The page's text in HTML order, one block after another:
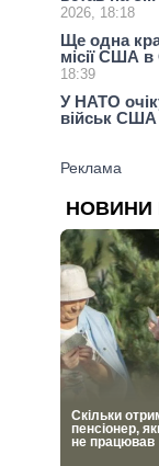
2026, 18:18
Ще одна
місії США в
18:39
У НАТО
військ США